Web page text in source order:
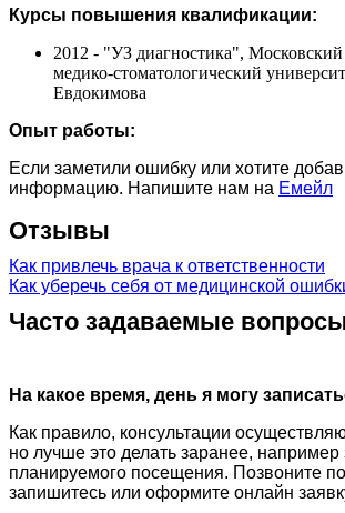
Курсы повышения квалификации:
2012 - "УЗ диагностика", Московский
медико-стоматологический
Евдокимова
Опыт работы:
Если заметили ошибку или хотите
информацию. Напишите нам на Емейл
Отзывы
Как привлечь врача к ответственности
Как уберечь себя от медицинской
Часто задаваемые
На какое время, день я могу
Как правило, консультации
но лучше это делать заранее,
планируемого посещения. Позвоните
запишитесь или оформите онлайн